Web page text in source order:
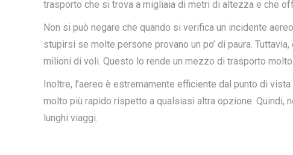
trasporto che si trova a migliaia di metri di altezza e che
Non si può negare che quando si verifica un incidente
stupirsi se molte persone provano un po’ di paura.
milioni di voli. Questo lo rende un mezzo di trasporto
Inoltre, l’aereo è estremamente efficiente dal punto di
molto più rapido rispetto a qualsiasi altra opzione. Quindi,
lunghi viaggi.